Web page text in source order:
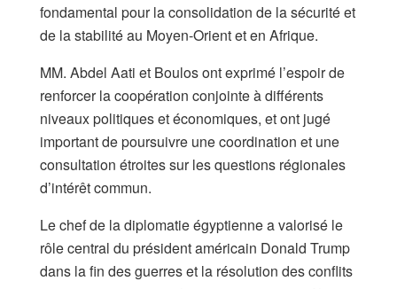
fondamental pour la consolidation de la sécurité et
de la stabilité au Moyen-Orient et en Afrique.
MM. Abdel Aati et Boulos ont exprimé l’espoir de
renforcer la coopération conjointe à différents
niveaux politiques et économiques, et ont jugé
important de poursuivre une coordination et une
consultation étroites sur les questions régionales
d’intérêt commun.
Le chef de la diplomatie égyptienne a valorisé le
rôle central du président américain Donald Trump
dans la fin des guerres et la résolution des conflits